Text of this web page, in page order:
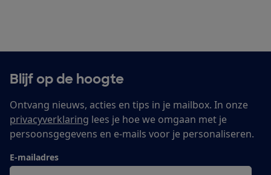
Blijf op de hoogte
Ontvang nieuws, acties en tips in je mailbox. In onze
privacyverklaring lees je hoe we omgaan met je
persoonsgegevens en e-mails voor je personaliseren.
E-mailadres